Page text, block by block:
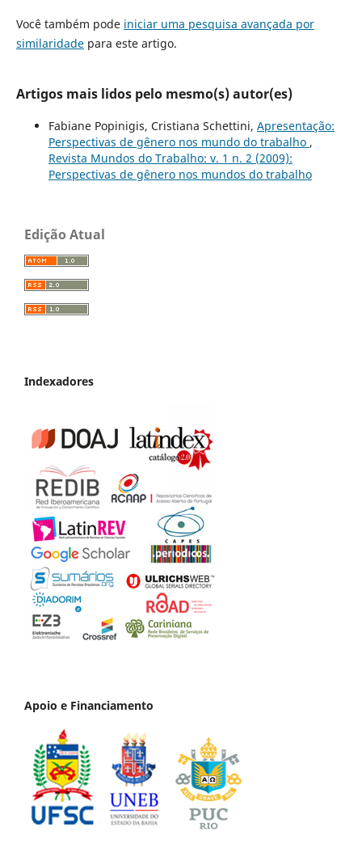
Você também pode iniciar uma pesquisa avançada por
similaridadepara este artigo.
Artigos mais lidos pelo mesmo(s) autor(es)
Fabiane Popinigis, Cristiana Schettini, Apresentação:
Perspectivas de gênero nos mundo do trabalho ,
Revista Mundos do Trabalho: v. 1 n. 2 (2009):
Perspectivas de gênero nos mundos do trabalho
Edição Atual
Indexadores
Apoio e Financiamento